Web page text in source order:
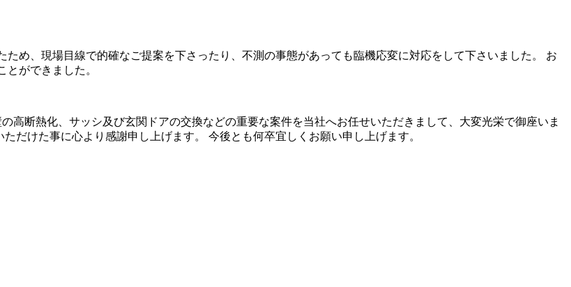
め、現場目線で的確なご提案を下さったり、不測の事態があっても臨機応変に対応をして下さいました。 お
ができました。
高断熱化、サッシ及び玄関ドアの交換などの重要な案件を当社へお任せいただきまして、大変光栄で御座いま
だけた事に心より感謝申し上げます。 今後とも何卒宜しくお願い申し上げます。